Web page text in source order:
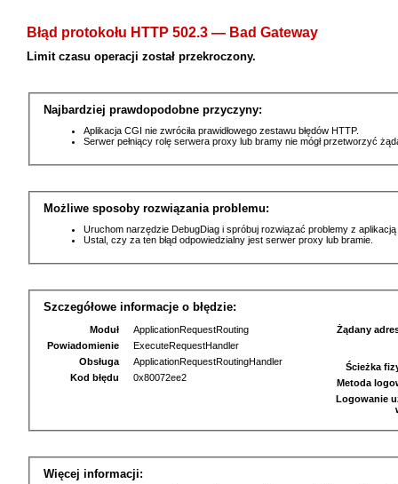
Błąd protokołu HTTP 502.3 — Bad Gateway
Limit czasu operacji został przekroczony.
Najbardziej prawdopodobne przyczyny:
Aplikacja CGI nie zwróciła prawidłowego zestawu błędów HTTP.
Serwer pełniący rolę serwera proxy lub bramy nie mógł przetworzyć
Możliwe sposoby rozwiązania problemu:
Uruchom narzędzie DebugDiag i spróbuj rozwiązać problemy z
Ustal, czy za ten błąd odpowiedzialny jest serwer proxy lub bramie.
Szczegółowe informacje o błędzie:
Moduł
ApplicationRequestRouting
Powiadomienie
ExecuteRequestHandler
Obsługa
ApplicationRequestRoutingHandler
Kod błędu
0x80072ee2
Żądany
Ścieżka
Metoda
Logowanie
Więcej informacji: